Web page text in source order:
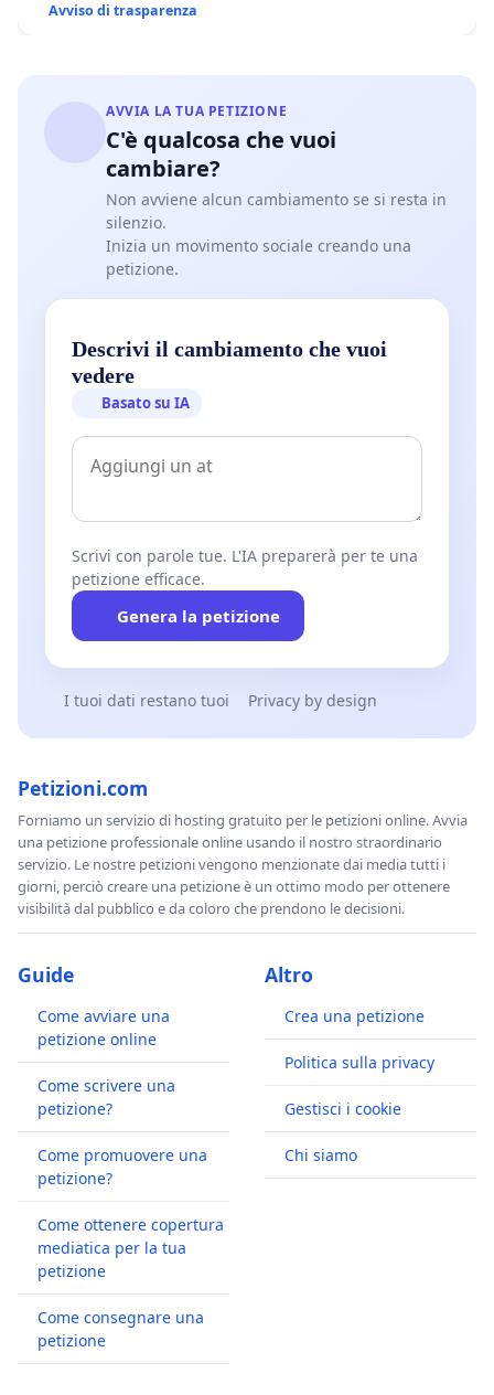
Avviso di trasparenza
AVVIA LA TUA PETIZIONE
C'è qualcosa che vuoi
cambiare?
Non avviene alcun cambiamento se si resta in
silenzio.
Inizia un movimento sociale creando una
petizione.
Descrivi il cambiamento che vuoi
vedere
Basato su IA
Scrivi con parole tue. L'IA preparerà per te una
petizione efficace.
Genera la petizione
I tuoi dati restano tuoi Privacy by design
Petizioni.com
Forniamo un servizio di hosting gratuito per le petizioni online. Avvia
una petizione professionale online usando il nostro straordinario
servizio. Le nostre petizioni vengono menzionate dai media tutti i
giorni, perciò creare una petizione è un ottimo modo per ottenere
visibilità dal pubblico e da coloro che prendono le decisioni.
Guide
Come avviare una
petizione online
Come scrivere una
petizione?
Come promuovere una
petizione?
Come ottenere copertura
mediatica per la tua
petizione
Come consegnare una
petizione
Altro
Crea una petizione
Politica sulla privacy
Gestisci i cookie
Chi siamo